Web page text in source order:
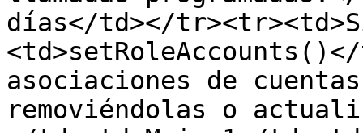
días</td></
asociaciones de
removiéndolas o